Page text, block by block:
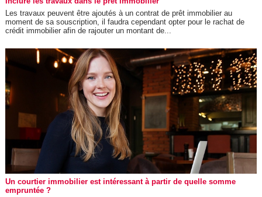
Les travaux peuvent être ajoutés à un contrat de prêt immobilier au
moment de sa souscription, il faudra cependant opter pour le rachat de
crédit immobilier afin de rajouter un montant de...
Un courtier immobilier est intéressant à partir de quelle somme
empruntée ?